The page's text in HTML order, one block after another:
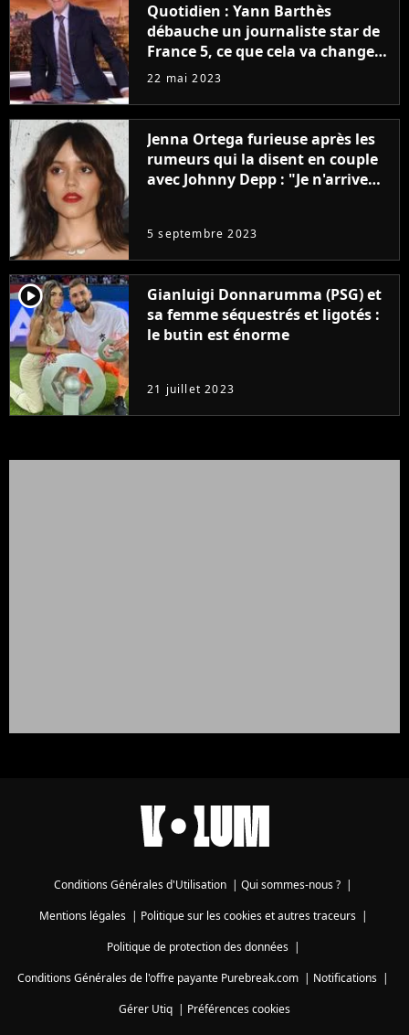
Quotidien : Yann Barthès
débauche un journaliste star de
France 5, ce que cela va changer
à la rentrée
22 mai 2023
Jenna Ortega furieuse après les
rumeurs qui la disent en couple
avec Johnny Depp : "Je n'arrive
5 septembre 2023
player2
Gianluigi Donnarumma (PSG) et
sa femme séquestrés et ligotés :
le butin est énorme
21 juillet 2023
Conditions Générales d'Utilisation | Qui sommes-nous ? |
Mentions légales| Politique sur les cookies et autres traceurs|
Politique de protection des données|
Conditions Générales de l'offre payante Purebreak.com | Notifications |
Gérer Utiq | Préférences cookies